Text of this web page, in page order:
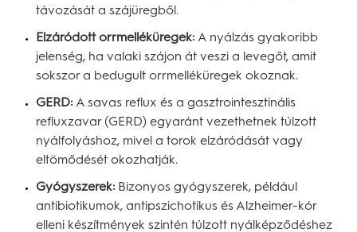
távozását a szájüregből.
Elzáródott orrmelléküregek: A nyálzás gyakoribb
jelenség, ha valaki szájon át veszi a levegőt, amit
sokszor a bedugult orrmelléküregek okoznak.
GERD: A savas reflux és a gasztrointesztinális
refluxzavar (GERD) egyaránt vezethetnek túlzott
nyálfolyáshoz, mivel a torok elzáródását vagy
eltömődését okozhatják.
Gyógyszerek: Bizonyos gyógyszerek, például
antibiotikumok, antipszichotikus és Alzheimer-kór
elleni készítmények szintén túlzott nyálképződéshez